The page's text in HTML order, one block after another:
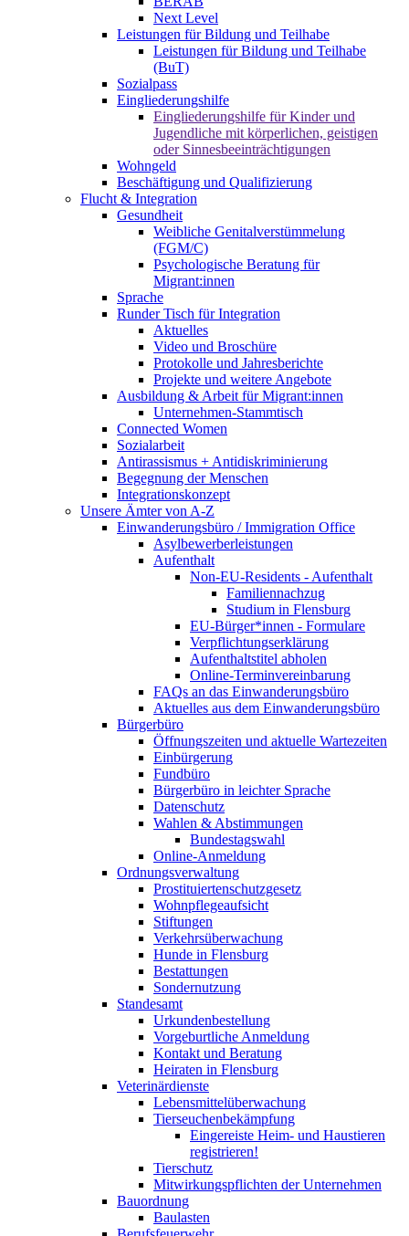
Next Level
Leistungen für Bildung und Teilhabe
Leistungen für Bildung und Teilhabe
(BuT)
Sozialpass
Eingliederungshilfe
Eingliederungshilfe für Kinder und
Jugendliche mit körperlichen, geistigen
oder Sinnesbeeinträchtigungen
Wohngeld
Beschäftigung und Qualifizierung
Flucht & Integration
Gesundheit
Weibliche Genitalverstümmelung
(FGM/C)
Psychologische Beratung für
Migrant:innen
Sprache
Runder Tisch für Integration
Aktuelles
Video und Broschüre
Protokolle und Jahresberichte
Projekte und weitere Angebote
Ausbildung & Arbeit für Migrant:innen
Unternehmen-Stammtisch
Connected Women
Sozialarbeit
Antirassismus + Antidiskriminierung
Begegnung der Menschen
Integrationskonzept
Unsere Ämter von A-Z
Einwanderungsbüro / Immigration Office
Asylbewerberleistungen
Aufenthalt
Non-EU-Residents - Aufenthalt
Familiennachzug
Studium in Flensburg
EU-Bürger*innen - Formulare
Verpflichtungserklärung
Aufenthaltstitel abholen
Online-Terminvereinbarung
FAQs an das Einwanderungsbüro
Aktuelles aus dem Einwanderungsbüro
Bürgerbüro
Öffnungszeiten und aktuelle Wartezeiten
Einbürgerung
Fundbüro
Bürgerbüro in leichter Sprache
Datenschutz
Wahlen & Abstimmungen
Bundestagswahl
Online-Anmeldung
Ordnungsverwaltung
Prostituiertenschutzgesetz
Wohnpflegeaufsicht
Stiftungen
Verkehrsüberwachung
Hunde in Flensburg
Bestattungen
Sondernutzung
Standesamt
Urkundenbestellung
Vorgeburtliche Anmeldung
Kontakt und Beratung
Heiraten in Flensburg
Veterinärdienste
Lebensmittelüberwachung
Tierseuchenbekämpfung
Eingereiste Heim- und Haustieren
registrieren!
Tierschutz
Mitwirkungspflichten der Unternehmen
Bauordnung
Baulasten